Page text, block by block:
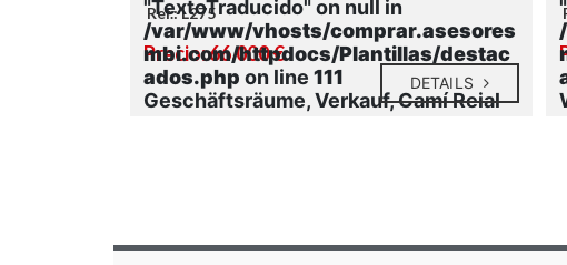
"TextoTraducido" on null in
/var/www/vhosts/comprar.asesores
mbi.com/httpdocs/Plantillas/destac
ados.php on line 111
Geschäftsräume, Verkauf, Camí Reial
Ref.: L275
Precio: 66.000 €
DETAILS